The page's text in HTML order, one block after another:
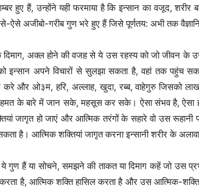
हुए हैं, उन्होंने यही फरमाया है कि इन्सान का वजूद,
ऐसे अजीबो-गरीब गुण भरे हुए हैं जिसे पूर्णतय: अभी तक
अक्ल होने की वजह से ये उस रहस्य को जो जीवन के उस
इन्सान अपने विचारों से सुलझा सकता है, वहां तक पहुंच
करे और ओ३म, हरि, अल्लाह, खुदा, रब्ब, वाहेगुरु जिसको
के बारे में जान सके, महसूस कर सके। ऐसा संभव है, ऐसा हो
जागृत हो जाएं और आत्मिक तरंगों के सहारे वो उस
है। आत्मिक शक्तियां जागृत करना इन्सानी शरीर के
ये गुण हैं या सोचने, समझने की ताकत या दिमाग कहें जो उस
करता है, आत्मिक शक्ति हासिल करता है और उस आत्मिक-